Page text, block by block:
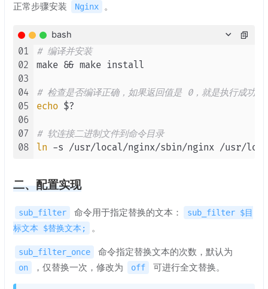
正常步骤安装 Nginx 。
bash
01
02
03
04
05
06
07
08
# 编译并安装
make && make install
# 检查是否编译正确，如果返回值是 0，就是执行成功
echo $?
# 软连接二进制文件到命令目录
ln
二、配置实现
sub_filter 命令用于指定替换的文本：
sub_filter $目
标文本 $替换文本;
。
sub_filter_once 命令指定替换文本的次数，默认为
on ，仅替换一次，修改为 off 可进行全文替换。